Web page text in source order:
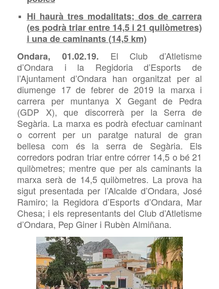
Hi haurà tres modalitats; dos de carrera
(es podrà triar entre 14,5i 21 quilòmetres)
i una de caminants (14,5km)
Ondara, 01.02.19. El Club d’Atletisme
d’Ondara i la Regidoria d’Esports de
l’Ajuntament d’Ondara han organitzat per al
diumenge 17 de febrer de 2019 la marxa i
carrera per muntanya X Gegant de Pedra
(GDP X), que discorrerà per la Serra de
Segària. La marxa es podrà efectuar caminant
o corrent per un paratge natural de gran
bellesa com és la serra de Segària. Els
corredors podran triar entre córrer 14,5 o bé 21
quilòmetres; mentre que per als caminants la
marxa serà de 14,5 quilòmetres. La prova ha
sigut presentada per l’Alcalde d’Ondara, José
Ramiro; la Regidora d’Esports d’Ondara, Mar
Chesa; i els representants del Club d’Atletisme
d’Ondara, Pep Giner i Rubèn Almiñana.